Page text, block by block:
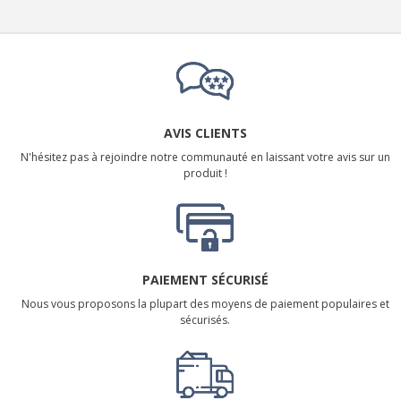
AVIS CLIENTS
N'hésitez pas à rejoindre notre communauté en laissant votre avis sur un
produit !
PAIEMENT SÉCURISÉ
Nous vous proposons la plupart des moyens de paiement populaires et
sécurisés.